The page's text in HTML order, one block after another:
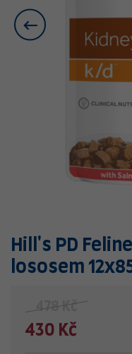
Hill's PD
lososem
478 Kč
430 Kč